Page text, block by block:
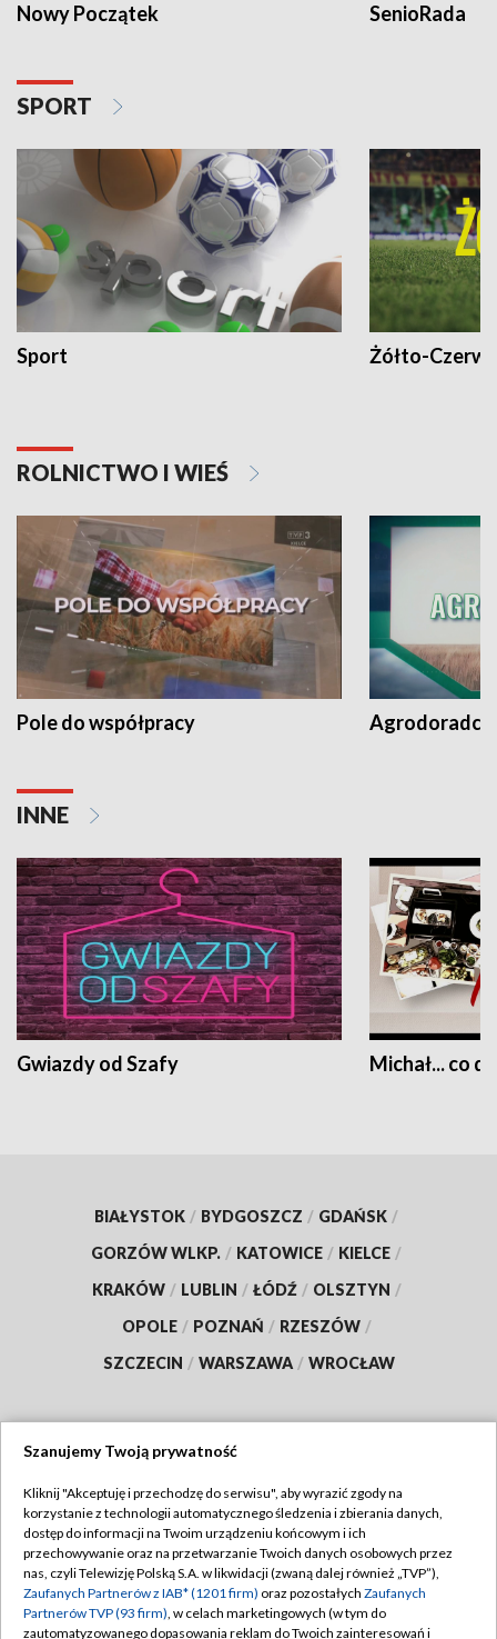
Nowy Początek SenioRada
SPORT
Sport Żółto-
ROLNICTWO I WIEŚ
Pole do współpracy Agrodoradcy
INNE
Gwiazdy od Szafy Michał... co
BIAŁYSTOK / BYDGOSZCZ / GDAŃSK /
GORZÓW WLKP. / KATOWICE / KIELCE /
KRAKÓW / LUBLIN / ŁÓDŹ / OLSZTYN /
OPOLE / POZNAŃ / RZESZÓW /
SZCZECIN / WARSZAWA / WROCŁAW
TVP
Abonament TVP
Emisja w TVP
Centrum informacji TVP
Regulamin TVP
Polityka prywatności
Moje zgody
Szanujemy Twoją prywatność
Kliknij "Akceptuję i przechodzę do serwisu", aby wyrazić zgody na
korzystanie z technologii automatycznego śledzenia i zbierania danych,
dostęp do informacji na Twoim urządzeniu końcowym i ich
przechowywanie oraz na przetwarzanie Twoich danych osobowych przez
nas, czyli Telewizję Polską S.A. w likwidacji (zwaną dalej również „TVP”),
Zaufanych Partnerów z IAB* (1201 firm) oraz pozostałych Zaufanych
Partnerów TVP (93 firm), w celach marketingowych (w tym do
zautomatyzowanego dopasowania reklam do Twoich zainteresowań i